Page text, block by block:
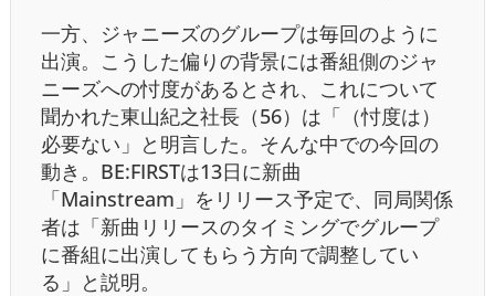
一方、ジャニーズのグループは毎回のように
出演。こうした偏りの背景には番組側のジャ
ニーズへの忖度があるとされ、これについて
聞かれた東山紀之社長（56）は「（忖度は）
必要ない」と明言した。そんな中での今回の
動き。BE:FIRSTは13日に新曲
「Mainstream」をリリース予定で、同局関係
者は「新曲リリースのタイミングでグループ
に番組に出演してもらう方向で調整してい
る」と説明。